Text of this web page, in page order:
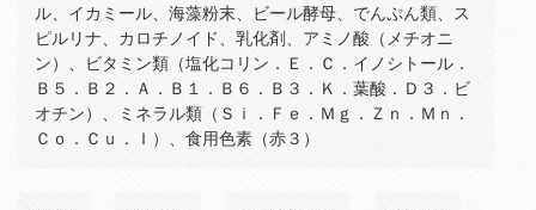
ル、イカミール、海藻粉末、ビール酵母、でんぷん類、ス
ピルリナ、カロチノイド、乳化剤、アミノ酸（メチオニ
ン）、ビタミン類（塩化コリン．Ｅ．Ｃ．イノシトール．
Ｂ５．Ｂ２．Ａ．Ｂ１．Ｂ６．Ｂ３．Ｋ．葉酸．Ｄ３．ビ
オチン）、ミネラル類（Ｓｉ．Ｆｅ．Ｍｇ．Ｚｎ．Ｍｎ．
Ｃｏ．Ｃｕ．Ｉ）、食用色素（赤３）